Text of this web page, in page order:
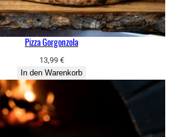
Pizza Gorgonzola
13,99 €
In den Warenkorb